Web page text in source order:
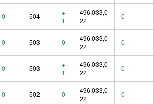
0 504
+
1
496,033,0
22
0
0 503 0
496,033,0
22
0
0 503
+
1
496,033,0
22
0
0 502 0
496,033,0
22
0